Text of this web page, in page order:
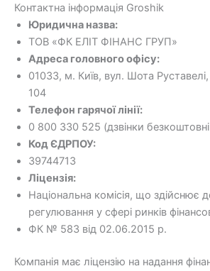
Контактна інформація Groshik
Юридична назва:
ТОВ «ФК ЕЛІТ ФІНАНС ГРУП»
Адреса головного офісу:
01033, м. Київ, вул. Шота
104
Телефон гарячої лінії:
0 800 330 525 (дзвінки безкоштовні
Код ЄДРПОУ:
39744713
Ліцензія:
Національна комісія, що здійснює
регулювання у сфері ринків
ФК № 583 від 02.06.2015 р.
Компанія має ліцензію на надання